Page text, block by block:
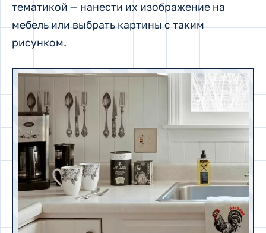
тематикой — нанести их изображение на
мебель или выбрать картины с таким
рисунком.